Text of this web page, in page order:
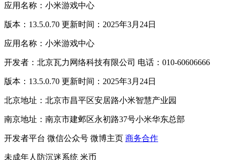
应用名称：小米游戏中心
版本：13.5.0.70 更新时间：2025年3月24日
应用名称：小米游戏中心
开发者：北京瓦力网络科技有限公司 电话：010-60606666
版本：13.5.0.70 更新时间：2025年3月24日
北京地址：北京市昌平区安居路小米智慧产业园
南京地址：南京市建邺区永初路37号小米华东总部
开发者平台 微信公众号 微博主页 商务合作
未成年人防沉迷系统 米币